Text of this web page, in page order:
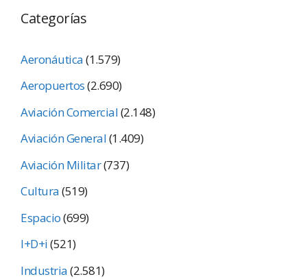
Categorías
Aeronáutica(1.579)
Aeropuertos(2.690)
Aviación Comercial(2.148)
Aviación General(1.409)
Aviación Militar(737)
Cultura(519)
Espacio(699)
I+D+i(521)
Industria(2.581)